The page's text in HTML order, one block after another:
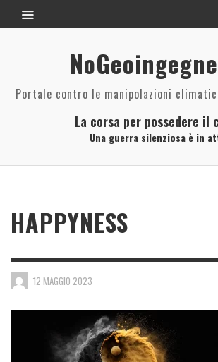
Portale contro le manipolazioni
La corsa per possedere il
Una guerra silenziosa è in
HAPPYNESS
12 MAGGIO 2023